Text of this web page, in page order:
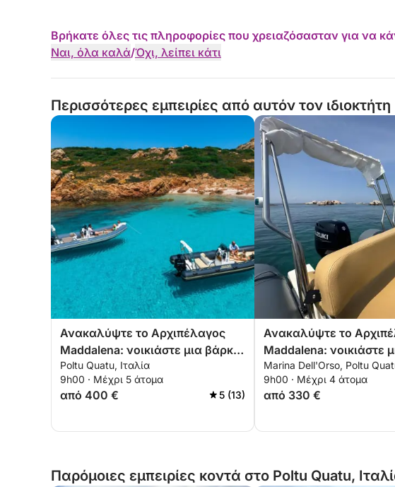
Βρήκατε όλες τις πληροφορίες που χρειαζόσασταν για να
Ναι, όλα καλά/Όχι, λείπει κάτι
Περισσότερες εμπειρίες από αυτόν τον ιδιοκτήτη
Ανακαλύψτε το Αρχιπέλαγος
Maddalena: νοικιάστε μια βάρκα
με καπετάνιο για μια ολόκληρη
μέρα εξερευνώντας τους
μαγικούς όρμους της
Poltu Quatu, Ιταλία
9h00 · Μέχρι 5 άτομα
από 400 € 5 (13)
Ανακαλύψτε το
Maddalena: νοικιάστε
με καπετάνιο για μια
μέρα εξερευνώντας
μαγικούς όρμους της
Marina Dell'Orso, Poltu
9h00 · Μέχρι 4 άτομα
από 330 €
Παρόμοιες εμπειρίες κοντά στο Poltu Quatu,